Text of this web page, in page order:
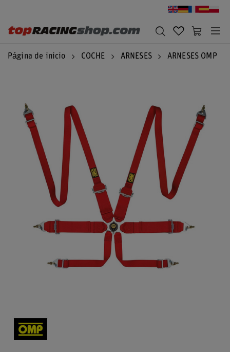
Página de inicio COCHE ARNESES ARNESES OMP